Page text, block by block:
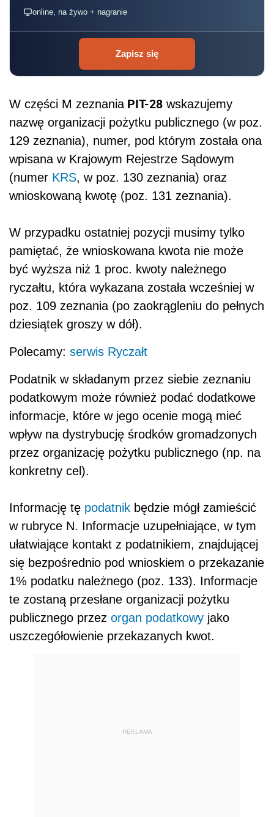
online, na żywo + nagranie
Zapisz się
W części M zeznaniaPIT-28 wskazujemy
nazwę organizacji pożytku publicznego (w poz.
129 zeznania), numer, pod którym została ona
wpisana w Krajowym Rejestrze Sądowym
(numer KRS, w poz. 130 zeznania) oraz
wnioskowaną kwotę (poz. 131 zeznania).
W przypadku ostatniej pozycji musimy tylko
pamiętać, że wnioskowana kwota nie może
być wyższa niż 1 proc. kwoty należnego
ryczałtu, która wykazana została wcześniej w
poz. 109 zeznania (po zaokrągleniu do pełnych
dziesiątek groszy w dół).
Polecamy: serwis Ryczałt
Podatnik w składanym przez siebie zeznaniu
podatkowym może również podać dodatkowe
informacje, które w jego ocenie mogą mieć
wpływ na dystrybucję środków gromadzonych
przez organizację pożytku publicznego (np. na
konkretny cel).
Informację tę podatnik będzie mógł zamieścić
w rubryce N. Informacje uzupełniające, w tym
ułatwiające kontakt z podatnikiem, znajdującej
się bezpośrednio pod wnioskiem o przekazanie
1% podatku należnego (poz. 133). Informacje
te zostaną przesłane organizacji pożytku
publicznego przez organ podatkowy jako
uszczegółowienie przekazanych kwot.
REKLAMA